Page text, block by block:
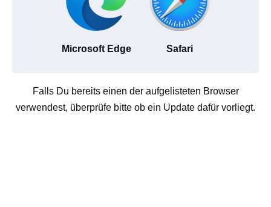
Microsoft Edge Safari
Falls Du bereits einen der aufgelisteten Browser
verwendest, überprüfe bitte ob ein Update dafür vorliegt.